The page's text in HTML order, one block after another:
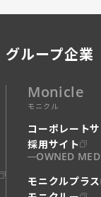
グループ企業
Monicle
モニクル
コーポレート
採用サイト
OWNED
モニクルプラス